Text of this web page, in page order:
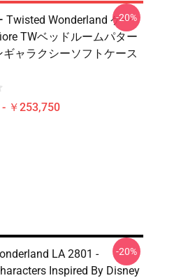
Twisted Wonderland ケー
TWベッドルームパター
ギャラクシーソフトケース
- ￥253,750
-20%
LA 2801 -
Inspired By Disney
-20%